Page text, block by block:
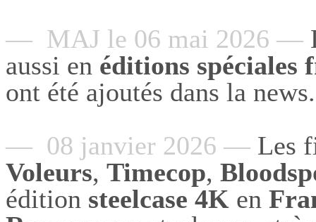
— MAJ le 06 mai 2026 —
aussi en éditions spéciales
ont été ajoutés dans la news.
— 08 janvier 2026 — Les
Voleurs, Timecop,
édition steelcase 4K en